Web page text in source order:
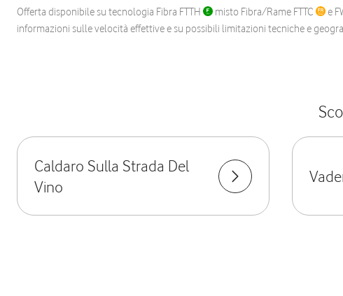
Offerta disponibile su tecnologia Fibra FTTH misto Fibra/Rame FTTC e
informazioni sulle velocità effettive e su possibili limitazioni tecniche e
Caldaro Sulla Strada Del
Vino